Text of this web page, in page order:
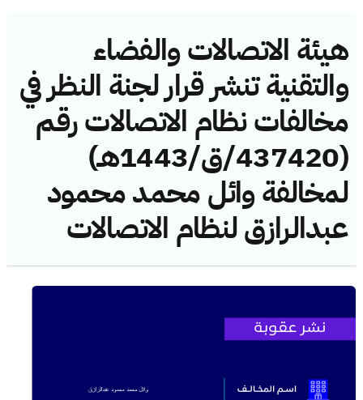
هيئة الاتصالات والفضاء
والتقنية تنشر قرار لجنة النظر في
مخالفات نظام الاتصالات رقم
(437420/ق/1443هـ)
لمخالفة وائل محمد محمود
عبدالرازق لنظام الاتصالات